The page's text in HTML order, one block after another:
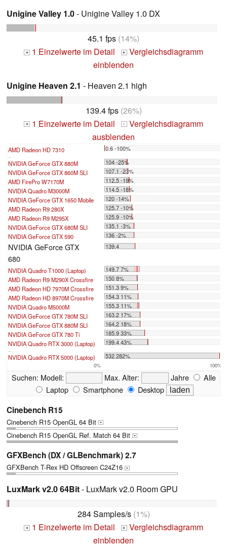
Unigine Valley 1.0- Unigine Valley 1.0 DX
45.1 fps (14%)
+ 1 Einzelwerte im Detail + Vergleichsdiagramm
einblenden
Unigine Heaven 2.1 - Heaven 2.1 high
139.4 fps(26%)
+ 1 Einzelwerte im Detail - Vergleichsdiagramm
ausblenden
AMD Radeon HD 7310 0.6 -100%
NVIDIA GeForce GTX 880M
104 -25%
NVIDIA GeForce GTX 860M SLI
107.1 -23%
AMD FirePro W7170M
112.5 -19%
NVIDIA Quadro M3000M
114.5 -18%
NVIDIA GeForce GTX 1650 Mobile
120 -14%
AMD Radeon R9 280X
125.7 -10%
AMD Radeon R9 M295X
125.9 -10%
NVIDIA GeForce GTX 680M SLI
135.1 -3%
NVIDIA GeForce GTX 590
136 -2%
NVIDIA GeForce GTX
680
139.4
NVIDIA Quadro T1000 (Laptop)
149.7 7%
AMD Radeon R9 M290X Crossfire
150 8%
AMD Radeon HD 7970M Crossfire
151.3 9%
AMD Radeon HD 8970M Crossfire
154.3 11%
NVIDIA Quadro M5000M
155.3 11%
NVIDIA GeForce GTX 780M SLI
163.2 17%
NVIDIA GeForce GTX 880M SLI
164.2 18%
NVIDIA GeForce GTX 780 Ti
185.9 33%
NVIDIA Quadro RTX 3000 (Laptop)
199.4 43%
NVIDIA Quadro RTX 5000 (Laptop) 532 282%
0% 100%
Suchen: Modell: Max. Alter: Jahre
Alle
Laptop
Smartphone Desktop
Cinebench R15
Cinebench R15 OpenGL 64 Bit +
Cinebench R15 OpenGL Ref. Match 64 Bit +
GFXBench (DX / GLBenchmark) 2.7
GFXBench T-Rex HD Offscreen C24Z16 +
LuxMark v2.0 64Bit- LuxMark v2.0 Room GPU
284 Samples/s(1%)
+ 1 Einzelwerte im Detail + Vergleichsdiagramm
einblenden